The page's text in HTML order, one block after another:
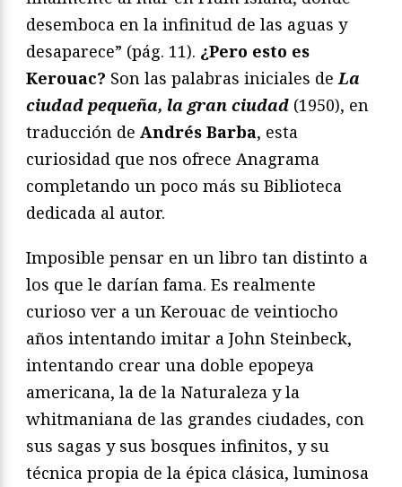
desemboca en la infinitud de las aguas y
desaparece” (pág. 11). ¿Pero esto es
Kerouac? Son las palabras iniciales de La
ciudad pequeña, la gran ciudad (1950), en
traducción de Andrés Barba, esta
curiosidad que nos ofrece Anagrama
completando un poco más su Biblioteca
dedicada al autor.
Imposible pensar en un libro tan distinto a
los que le darían fama. Es realmente
curioso ver a un Kerouac de veintiocho
años intentando imitar a John Steinbeck,
intentando crear una doble epopeya
americana, la de la Naturaleza y la
whitmaniana de las grandes ciudades, con
sus sagas y sus bosques infinitos, y su
técnica propia de la épica clásica, luminosa